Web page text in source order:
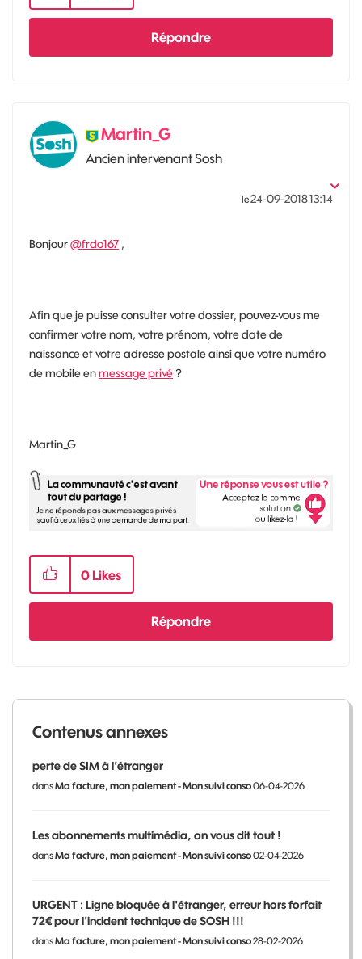
Répondre
Martin_G
Ancien intervenant Sosh
le‎24-09-201813:14
Bonjour@frdo167 ,
Afin que je puisse consulter votre dossier, pouvez-vous me
confirmer votre nom, votre prénom, votre date de
naissance et votre adresse postale ainsi que votre numéro
de mobile enmessage privé ?
Martin_G
0 Likes
Répondre
Contenus annexes
perte de SIM à l’étranger
dansMa facture, mon paiement - Mon suivi conso06-04-2026
Les abonnements multimédia, on vous dit tout !
dansMa facture, mon paiement - Mon suivi conso02-04-2026
URGENT : Ligne bloquée à l'étranger, erreur hors forfait
72€ pour l'incident technique de SOSH !!!
dansMa facture, mon paiement - Mon suivi conso28-02-2026